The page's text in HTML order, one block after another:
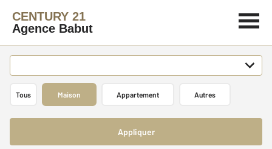
CENTURY 21
Agence Babut
Tous Maison Appartement Autres
Appliquer